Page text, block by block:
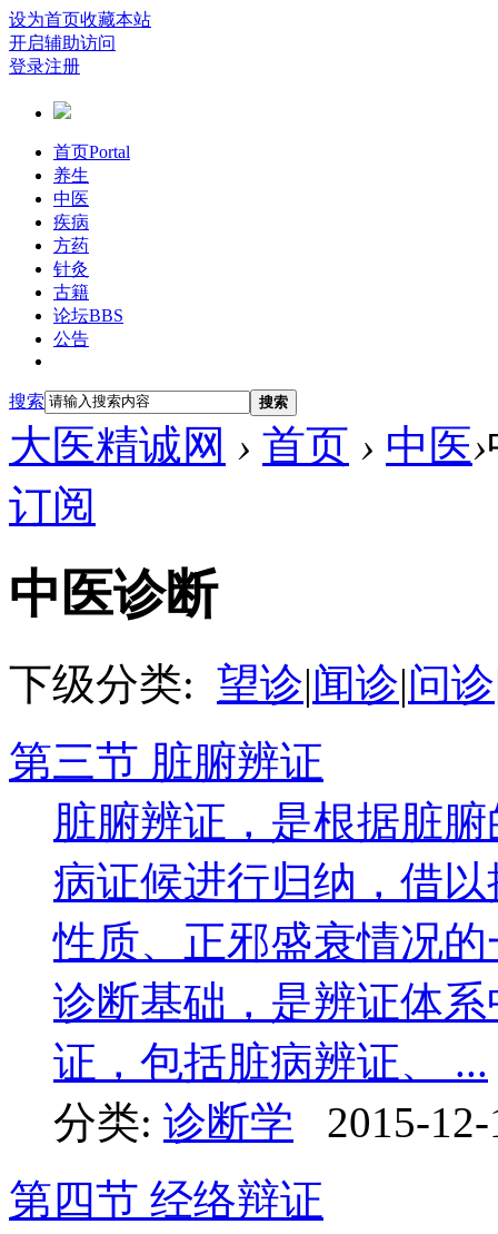
设为首页收藏本站
开启辅助访问
登录注册
首页Portal
养生
中医
疾病
方药
针灸
古籍
论坛BBS
公告
搜索 搜索
大医精诚网 › 首页 › 中医›
订阅
中医诊断
下级分类: 望诊|闻诊|问诊
第三节 脏腑辨证
脏腑辨证，是根据脏
病证候进行归纳，借
性质、正邪盛衰情况
诊断基础，是辨证体
证，包括脏病辨证、 ...
分类: 诊断学
2015-
第四节 经络辩证